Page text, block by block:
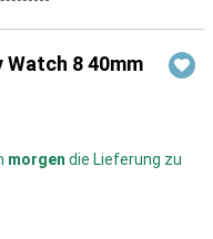
Watch 8 40mm
morgen die Lieferung zu